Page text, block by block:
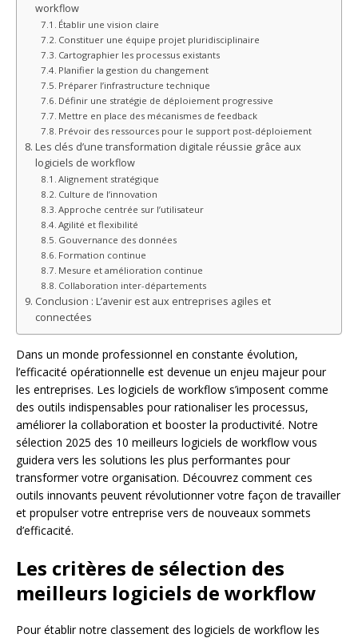
workflow
Établir une vision claire
Constituer une équipe projet pluridisciplinaire
Cartographier les processus existants
Planifier la gestion du changement
Préparer l’infrastructure technique
Définir une stratégie de déploiement progressive
Mettre en place des mécanismes de feedback
Prévoir des ressources pour le support post-déploiement
Les clés d’une transformation digitale réussie grâce aux
logiciels de workflow
Alignement stratégique
Culture de l’innovation
Approche centrée sur l’utilisateur
Agilité et flexibilité
Gouvernance des données
Formation continue
Mesure et amélioration continue
Collaboration inter-départements
Conclusion : L’avenir est aux entreprises agiles et
connectées
Dans un monde professionnel en constante évolution,
l’efficacité opérationnelle est devenue un enjeu majeur pour
les entreprises. Les logiciels de workflow s’imposent comme
des outils indispensables pour rationaliser les processus,
améliorer la collaboration et booster la productivité. Notre
sélection 2025 des 10 meilleurs logiciels de workflow vous
guidera vers les solutions les plus performantes pour
transformer votre organisation. Découvrez comment ces
outils innovants peuvent révolutionner votre façon de travailler
et propulser votre entreprise vers de nouveaux sommets
d’efficacité.
Les critères de sélection des
meilleurs logiciels de workflow
Pour établir notre classement des logiciels de workflow les